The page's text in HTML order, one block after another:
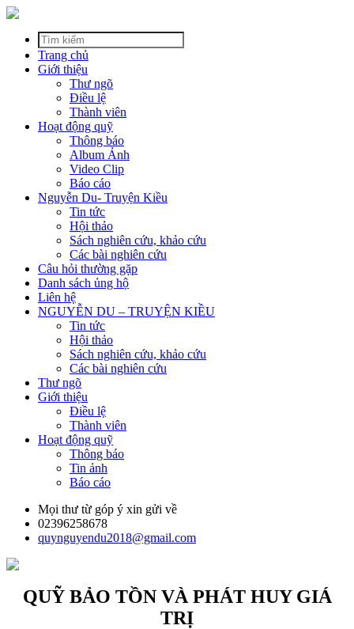
Trang chủ
Giới thiệu
Thư ngõ
Điều lệ
Thành viên
Hoạt động quỹ
Thông báo
Album Ảnh
Video Clip
Báo cáo
Nguyễn Du- Truyện Kiều
Tin tức
Hội thảo
Sách nghiên cứu, khảo cứu
Các bài nghiên cứu
Câu hỏi thường gặp
Danh sách ủng hộ
Liên hệ
NGUYỄN DU – TRUYỆN KIỀU
Tin tức
Hội thảo
Sách nghiên cứu, khảo cứu
Các bài nghiên cứu
Thư ngõ
Giới thiệu
Điều lệ
Thành viên
Hoạt động quỹ
Thông báo
Tin ảnh
Báo cáo
Mọi thư từ góp ý xin gửi về
02396258678
quynguyendu2018@gmail.com
QUỸ BẢO TỒN VÀ PHÁT HUY GIÁ
TRỊ